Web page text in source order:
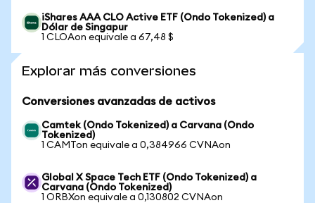
iShares AAA CLO Active ETF (Ondo Tokenized) a
Dólar de Singapur
1 CLOAon equivale a 67,48 $
Explorar más conversiones
Conversiones avanzadas de activos
Camtek (Ondo Tokenized) a Carvana (Ondo
Tokenized)
1 CAMTon equivale a 0,384966 CVNAon
Global X Space Tech ETF (Ondo Tokenized) a
Carvana (Ondo Tokenized)
1 ORBXon equivale a 0,130802 CVNAon